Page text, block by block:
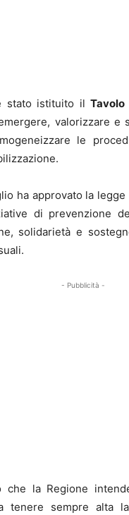
stato istituito il
valorizzare e
le
ha approvato la
di prevenzione
solidarietà e
- Pubblicità -
che la Regione
tenere sempre alta